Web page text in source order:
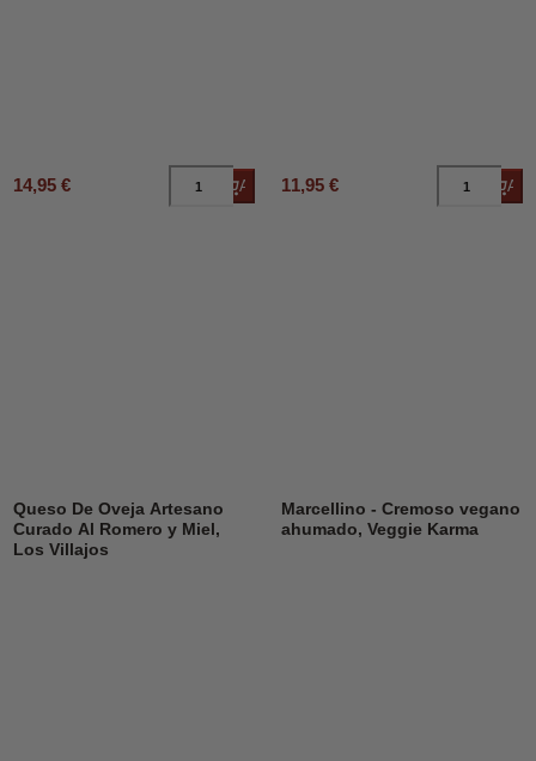
14,95 € Añadir al carrito
11,95 €
Queso De Oveja Artesano
Curado Al Romero y Miel,
Los Villajos
Marcellino - Cremoso vegano
ahumado, Veggie Karma